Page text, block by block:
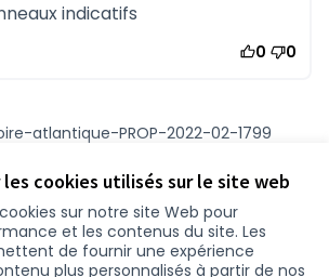
cookies utilisés sur le site web
sur notre site Web pour
et les contenus du site. Les
de fournir une expérience
plus personnalisés à partir de nos
indicatifs
0 0
atlantique-PROP-2022-02-1799
l'empreinte numérique